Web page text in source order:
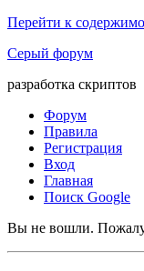
Перейти к
Серый форум
разработка скриптов
Форум
Правила
Регистрация
Вход
Главная
Поиск Google
Вы не вошли.